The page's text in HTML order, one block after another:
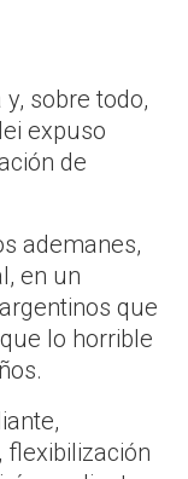
sobre todo,
expuso
de
ademanes,
en un
que
lo horrible
flexibilización